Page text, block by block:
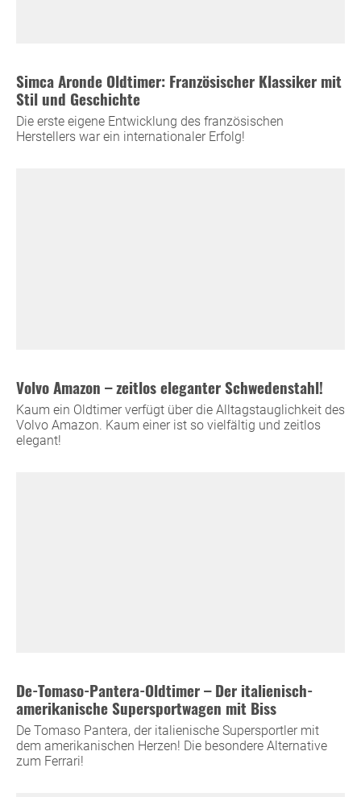
Simca Aronde Oldtimer: Französischer Klassiker mit
Stil und Geschichte
Die erste eigene Entwicklung des französischen
Herstellers war ein internationaler Erfolg!
Volvo Amazon – zeitlos eleganter Schwedenstahl!
Kaum ein Oldtimer verfügt über die Alltagstauglichkeit des
Volvo Amazon. Kaum einer ist so vielfältig und zeitlos
elegant!
De-Tomaso-Pantera-Oldtimer – Der italienisch-
amerikanische Supersportwagen mit Biss
De Tomaso Pantera, der italienische Supersportler mit
dem amerikanischen Herzen! Die besondere Alternative
zum Ferrari!